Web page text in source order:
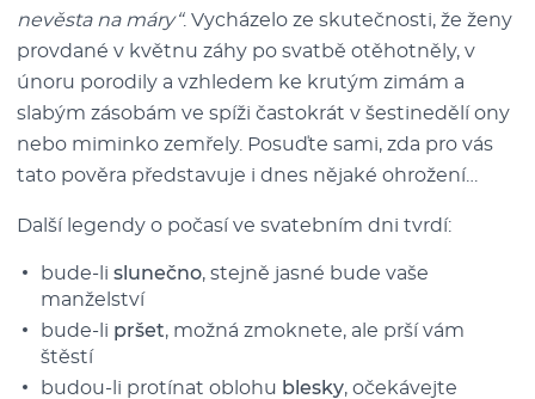
nevěsta na máry“. Vycházelo ze skutečnosti, že ženy
provdané v květnu záhy po svatbě otěhotněly, v
únoru porodily a vzhledem ke krutým zimám a
slabým zásobám ve spíži častokrát v šestinedělí ony
nebo miminko zemřely. Posuďte sami, zda pro vás
tato pověra představuje i dnes nějaké ohrožení…
Další legendy o počasí ve svatebním dni tvrdí:
bude-li slunečno, stejně jasné bude vaše
manželství
bude-li pršet, možná zmoknete, ale prší vám
štěstí
budou-li protínat oblohu blesky, očekávejte